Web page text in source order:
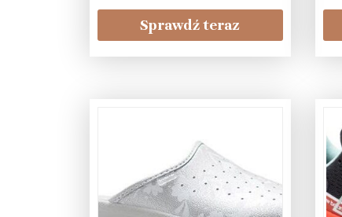
Sprawdź teraz